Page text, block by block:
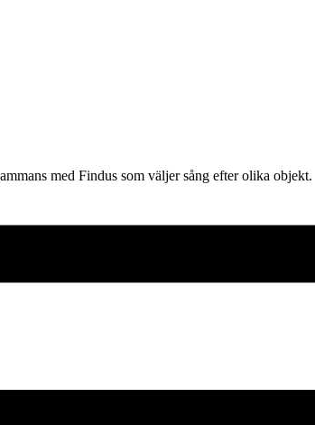
med Findus som väljer sång efter olika objekt.